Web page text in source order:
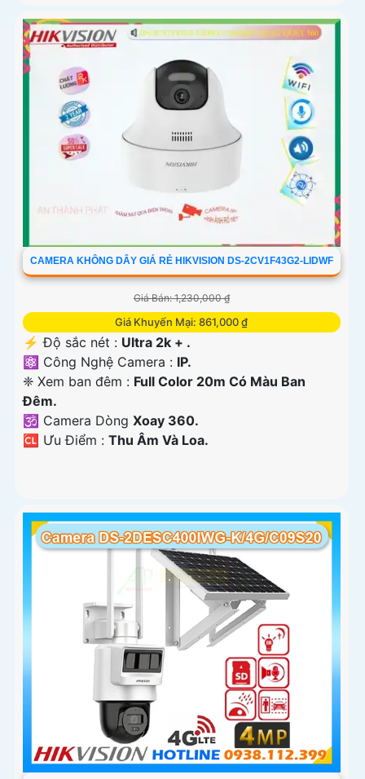
CAMERA KHÔNG DÂY GIÁ RẺ HIKVISION DS-2CV1F43G2-LIDWF
Giá Bán: 1,230,000 ₫
Giá Khuyến Mại: 861,000 ₫
️⚡ Độ sắc nét : Ultra 2k + .
⚛️ Công Nghệ Camera : IP.
❈ Xem ban đêm : Full Color 20m Có Màu Ban
Ðêm.
🕉️ Camera Dòng Xoay 360.
️🆑 Ưu Điểm : Thu Âm Và Loa.